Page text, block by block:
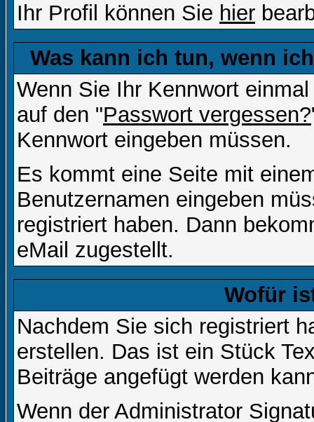
Ihr Profil können Sie hier
Was kann ich tun, wenn
Wenn Sie Ihr Kennwort
auf den "Passwort vergessen?
Kennwort eingeben müssen.
Es kommt eine Seite mit
Benutzernamen eingeben
registriert haben. Dann
eMail zugestellt.
Wofür
Nachdem Sie sich registriert
erstellen. Das ist ein Stück
Beiträge angefügt werden
Wenn der Administrator